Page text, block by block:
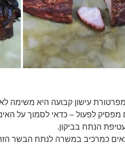
עישון קבועה היא משימה
לפעול – כדאי לסמוך על